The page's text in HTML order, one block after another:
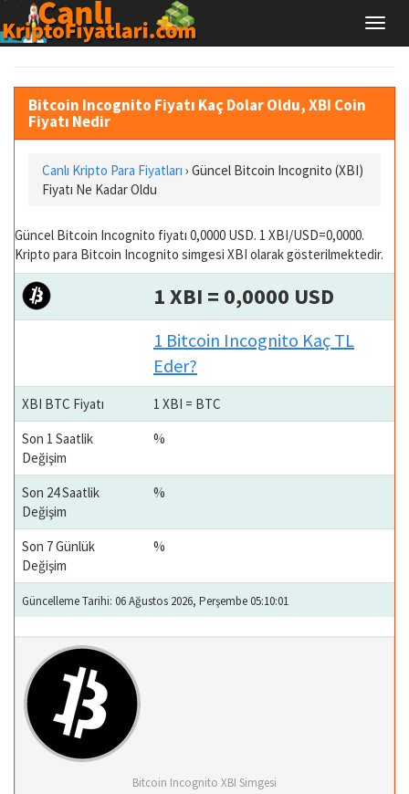
Bitcoin Incognito Fiyatı Kaç Dolar Oldu, XBI Coin
Fiyatı Nedir
Canlı Kripto Para Fiyatları › Güncel Bitcoin Incognito (XBI)
Fiyatı Ne Kadar Oldu
Güncel Bitcoin Incognito fiyatı 0,0000 USD. 1 XBI/USD=0,0000.
Kripto para Bitcoin Incognito simgesi XBI olarak gösterilmektedir.
1 XBI = 0,0000 USD
1 Bitcoin Incognito Kaç TL
Eder?
XBI BTC Fiyatı
1 XBI = BTC
Son 1 Saatlik
Değişim
%
Son 24 Saatlik
Değişim
%
Son 7 Günlük
Değişim
%
Güncelleme Tarihi: 06 Ağustos 2026, Perşembe 05:10:01
Bitcoin Incognito XBI Simgesi